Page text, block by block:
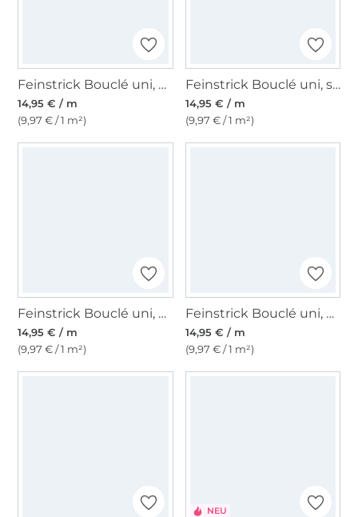
Feinstrick Bouclé uni, flieder
14,95 € / m
(9,97 € / 1 m²)
Feinstrick Bouclé uni, schwarz
14,95 € / m
(9,97 € / 1 m²)
Feinstrick Bouclé uni, hellblau
14,95 € / m
(9,97 € / 1 m²)
Feinstrick Bouclé uni, altrosa
14,95 € / m
(9,97 € / 1 m²)
NEU